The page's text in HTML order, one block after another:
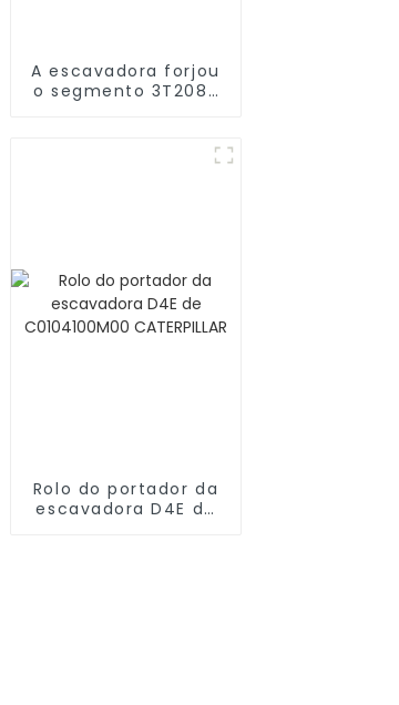
A escavadora forjou
o segmento 3T2082
Rolo do portador da
escavadora D4E de